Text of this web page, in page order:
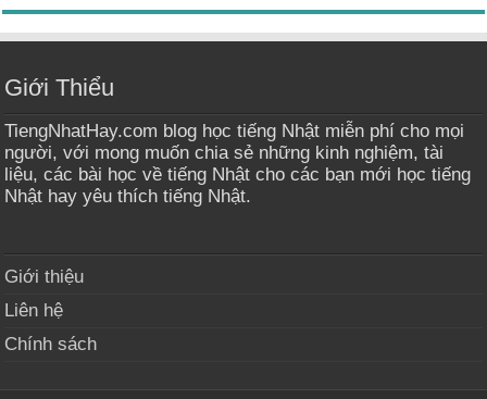
Giới Thiểu
TiengNhatHay.com blog học tiếng Nhật miễn phí cho mọi
người, với mong muốn chia sẻ những kinh nghiệm, tài
liệu, các bài học về tiếng Nhật cho các bạn mới học tiếng
Nhật hay yêu thích tiếng Nhật.
Giới thiệu
Liên hệ
Chính sách